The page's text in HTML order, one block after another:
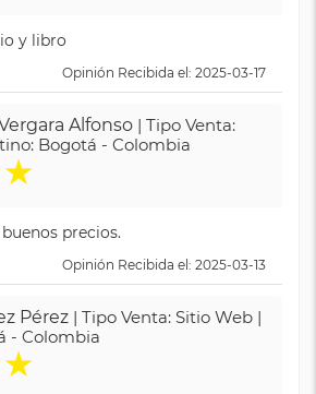
y libro
Opinión Recibida el: 2025-03-17
Alfonso | Tipo Venta:
Bogotá - Colombia
★
precios.
Opinión Recibida el: 2025-03-13
Pérez | Tipo Venta: Sitio Web |
- Colombia
★